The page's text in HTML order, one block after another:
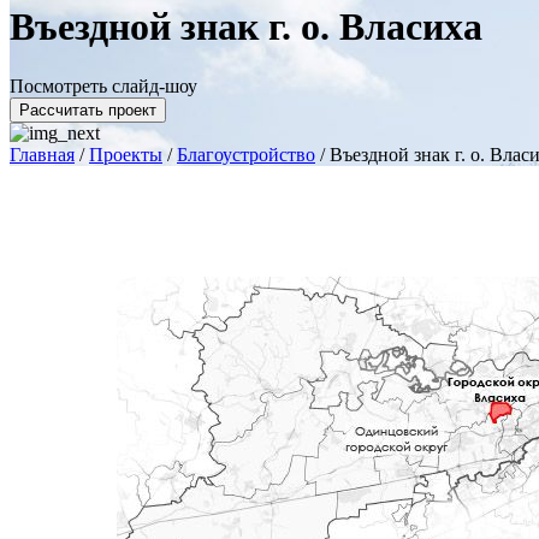
Въездной знак г. о. Власиха
Посмотреть слайд-шоу
Рассчитать проект
Главная /Проекты /Благоустройство /Въездной знак г. о.